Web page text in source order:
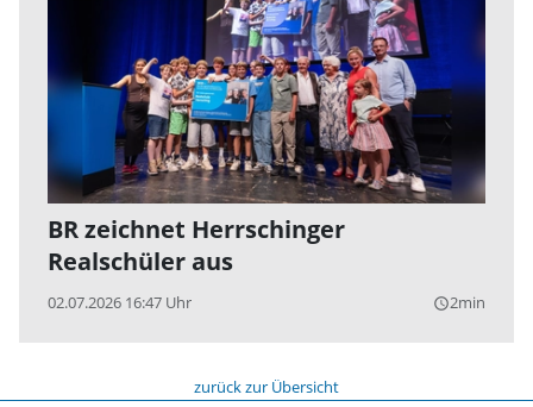
BR zeichnet Herrschinger
Realschüler aus
02.07.2026 16:47 Uhr query_builder2min
zurück zur Übersicht